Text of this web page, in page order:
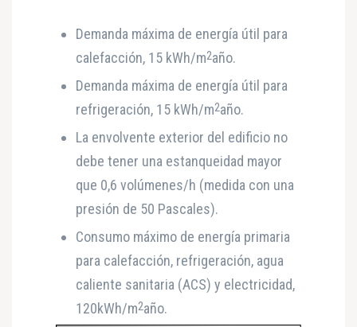
Demanda máxima de energía útil para
calefacción, 15 kWh/m2año.
Demanda máxima de energía útil para
refrigeración, 15 kWh/m2año.
La envolvente exterior del edificio no
debe tener una estanqueidad mayor
que 0,6 volúmenes/h (medida con una
presión de 50 Pascales).
Consumo máximo de energía primaria
para calefacción, refrigeración, agua
caliente sanitaria (ACS) y electricidad,
120kWh/m2año.